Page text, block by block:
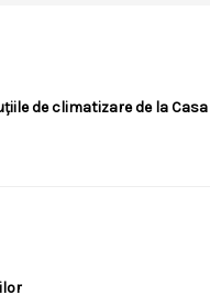
de climatizare de la Casa